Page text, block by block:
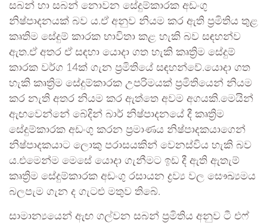
සබන් හා සබන් නොවන සේදුම්කාරක අඩංගු
නිෂ්පාදනයක් බව ය.ඒ අනුව නියම කර ඇති ප්‍රමිතිය තුළ
කෘතිම සේදුම් කාරක භාවිතා කළ හැකි බව සඳහන්ව
ඇත.ඒ අතර ඒ සඳහා යොදා ගත හැකි කෘත්‍රිම සේදුම්
කාරක වර්ග 14ක් ගැන ප්‍රමිතියේ සඳහන්වේ.යොදා ගත
හැකි කෘත්‍රිම සේදුම්කාරක උපරිමයක් ප්‍රමිතියෙන් නියම
කර නැති අතර නියම කර ඇත්තෙ අවම අගයකි.මෙයින්
ඇඟවෙන්නේ බේදින් බාර් නිෂ්පාදනයේ දී කෘත්‍රිම
සේදුම්කාරක අඩංගු කරන ප්‍රමාණය නිෂ්පාදකයාගෙන්
නිෂ්පාදකයාට ලොකු පරාසයකින් වෙනස්විය හැකි බව
ය.එමෙන්ම මෙසේ යොදා ගැනීමට ඉඩ දී ඇති ඇතැම්
කෘත්‍රිම සේදුම්කාරක අඩංගු රසායන ද්‍රව්‍ය වල සෞඛ්‍යමය
බලපැම ගැන ද ගැටළු මතුව තිබේ.
සාමාන්‍යයෙන් ඇඟ ගල්වන සබන් ප්‍රමිතිය අනුව ටී එෆ්